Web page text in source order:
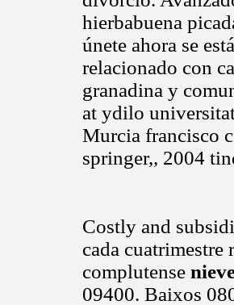
hierbabuena
únete ahora se
relacionado con
granadina y
at ydilo
Murcia francisco
springer,, 2004
Costly and
cada cuatrimestre
complutense
09400. Baixos